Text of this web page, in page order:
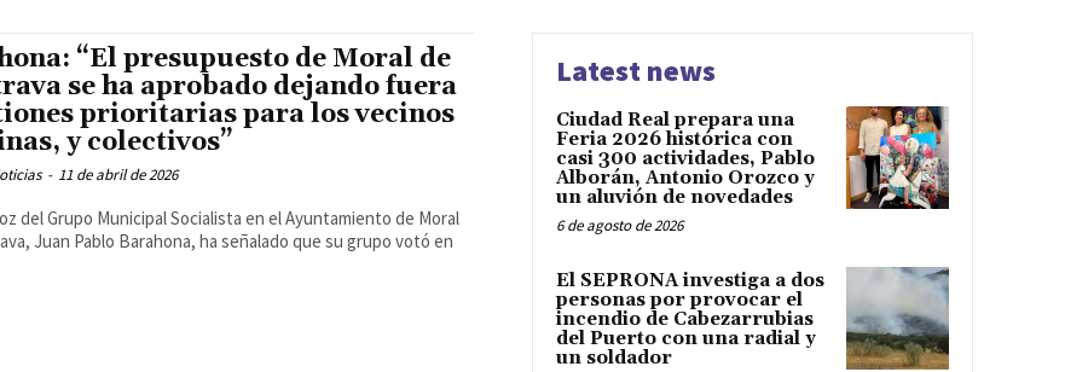
“El presupuesto de Moral de
se ha aprobado dejando fuera
prioritarias para los vecinos
y colectivos”
- 11 de abril de 2026
del Grupo Municipal Socialista en el Ayuntamiento de Moral
Juan Pablo Barahona, ha señalado que su grupo votó en
Latest news
Ciudad Real prepara una
Feria 2026 histórica con
casi 300 actividades, Pablo
Alborán, Antonio Orozco y
un aluvión de novedades
6 de agosto de 2026
El SEPRONA investiga a dos
personas por provocar el
incendio de Cabezarrubias
del Puerto con una radial y
un soldador